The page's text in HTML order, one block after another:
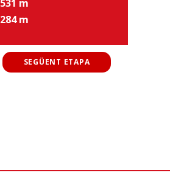
531 m
284 m
SEGÜENT ETAPA